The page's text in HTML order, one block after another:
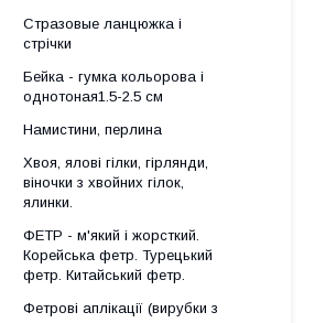
Стразовые ланцюжка і
стрічки
Бейка - гумка кольорова і
однотоная1.5-2.5 см
Намистини, перлина
Хвоя, ялові гілки, гірлянди,
віночки з хвойних гілок,
ялинки.
ФЕТР - м'який і жорсткий.
Корейська фетр. Турецький
фетр. Китайський фетр.
Фетрові аплікації (вирубки з